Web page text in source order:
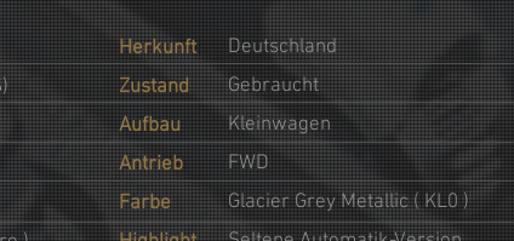
Herkunft
Zustand
Aufbau
Antrieb
Farbe
Deutschland
Gebraucht
Kleinwagen
FWD
Glacier Grey Metallic ( KL0 )